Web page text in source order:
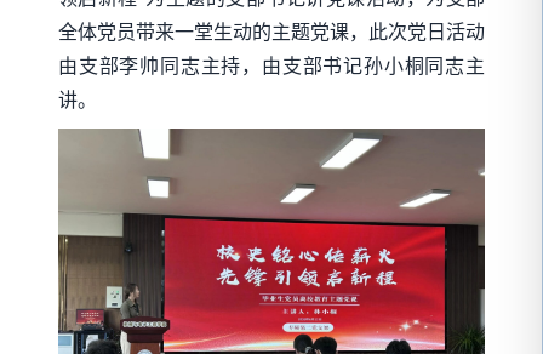
全体党员带来一堂生动的主题党课，此次党日活动
由支部李帅同志主持，由支部书记孙小桐同志主
讲。